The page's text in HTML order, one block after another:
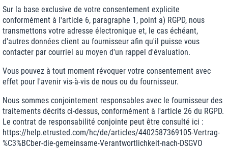
Sur la base exclusive de votre consentement explicite
conformément à l'article 6, paragraphe 1, point a) RGPD, nous
transmettons votre adresse électronique et, le cas échéant,
d'autres données client au fournisseur afin qu'il puisse vous
contacter par courriel au moyen d'un rappel d'évaluation.
Vous pouvez à tout moment révoquer votre consentement avec
effet pour l'avenir vis-à-vis de nous ou du fournisseur.
Nous sommes conjointement responsables avec le fournisseur des
traitements décrits ci-dessus, conformément à l'article 26 du RGPD.
Le contrat de responsabilité conjointe peut être consulté ici :
https://help.etrusted.com/hc/de/articles/4402587369105-Vertrag-
%C3%BCber-die-gemeinsame-Verantwortlichkeit-nach-DSGVO